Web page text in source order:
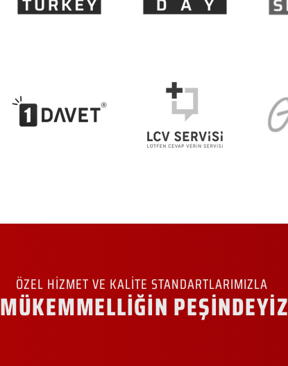
ÖZEL HİZMET VE KALİTE STANDARTLARIMIZLA
MÜKEMMELLİĞİN PEŞİNDEYİZ